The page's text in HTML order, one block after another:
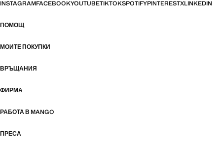
INSTAGRAMFACEBOOKYOUTUBETIKTOKSPOTIFYPINTERESTXLINKEDIN
ПОМОЩ
МОИТЕ ПОКУПКИ
ВРЪЩАНИЯ
ФИРМА
РАБОТА В MANGO
ПРЕСА